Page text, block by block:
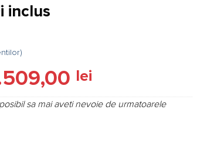
inclus
leiPrețul
este:
sa mai aveti nevoie de urmatoarele